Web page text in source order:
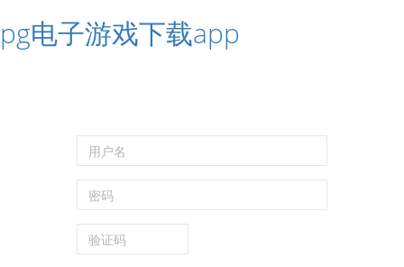
pg电子游戏下载app